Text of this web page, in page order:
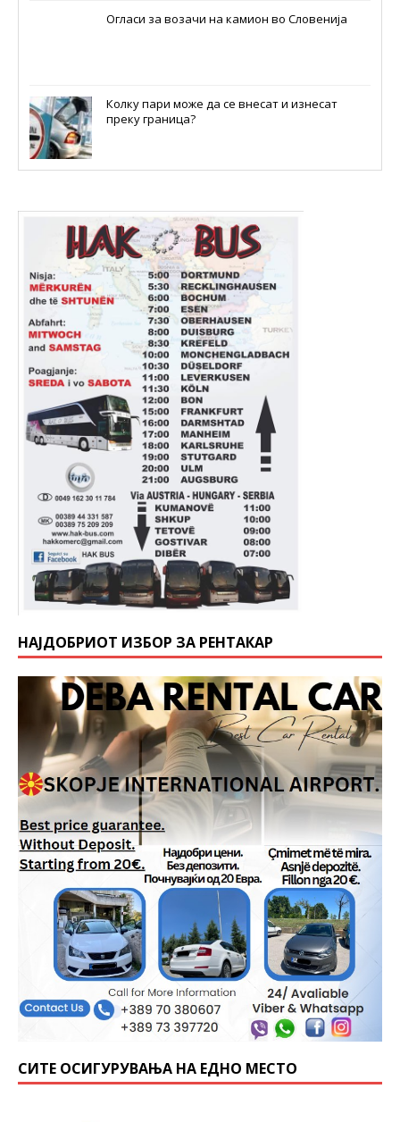
Огласи за возачи на камион во Словенија
Колку пари може да се внесат и изнесат
преку граница?
НАЈДОБРИОТ ИЗБОР ЗА РЕНТАКАР
СИТЕ ОСИГУРУВАЊА НА ЕДНО МЕСТО